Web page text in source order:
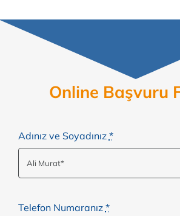
Online Başvuru
Adınız ve Soyadınız *
Telefon Numaranız *